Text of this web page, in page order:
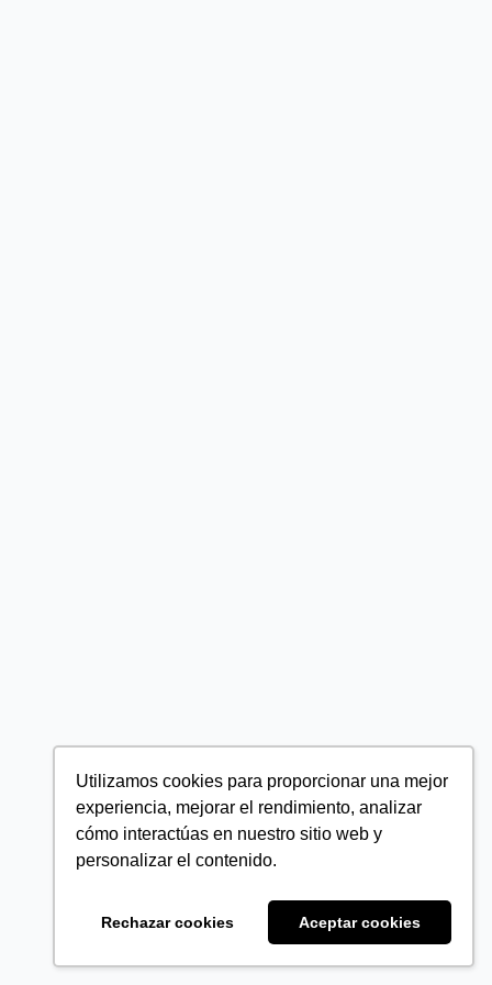
Utilizamos cookies para proporcionar una mejor
experiencia, mejorar el rendimiento, analizar
cómo interactúas en nuestro sitio web y
personalizar el contenido.
Rechazar cookies Aceptar cookies